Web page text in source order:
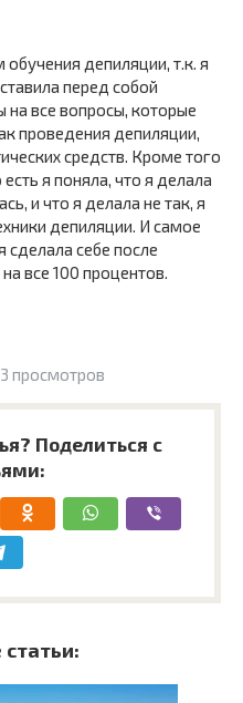
депиляции, т.к. я
перед собой
на все вопросы, которые
проведения депиляции,
средств. Кроме того
я поняла, что я делала
и что я делала не так, я
депиляции. И самое
сделала себе после
все 100 процентов.
просмотров
Поделиться с